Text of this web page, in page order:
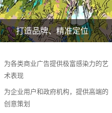
打造品牌、精准定位
为各类商业广告提供极富感染力的艺
术表现
为企业用户和政府机构，提供高端的
创意策划